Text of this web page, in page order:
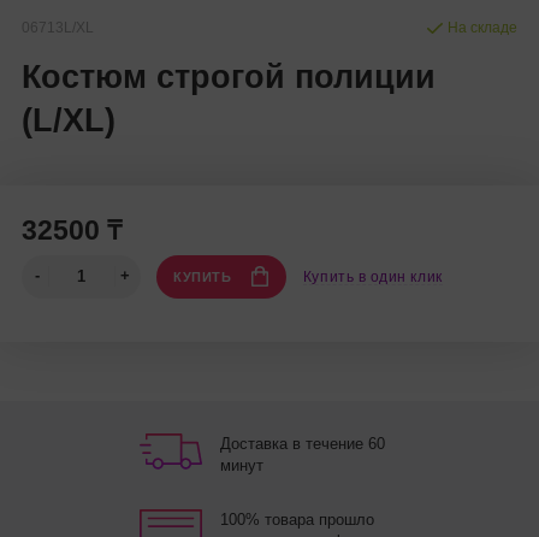
06713L/XL
Костюм строгой полиции
(L/XL)
На складе
32500 ₸
КУПИТЬ Купить в один клик
Доставка в течение 60
минут
100% товара прошло